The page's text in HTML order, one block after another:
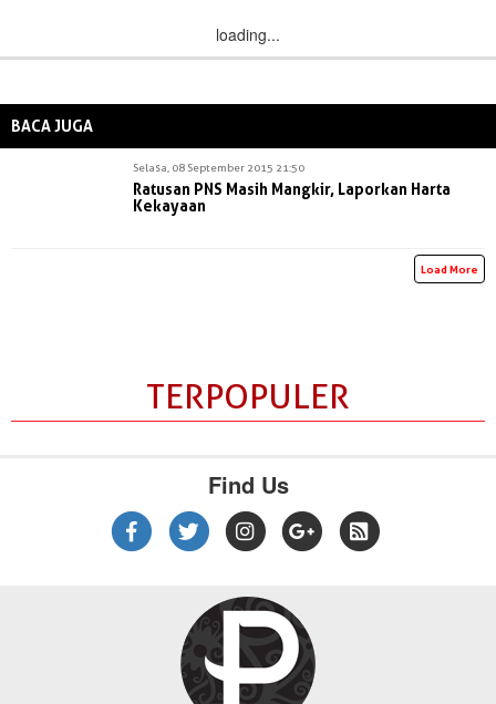
loading...
BACA JUGA
Selasa, 08 September 2015 21:50
Ratusan PNS Masih Mangkir, Laporkan Harta
Kekayaan
Load More
TERPOPULER
Find Us